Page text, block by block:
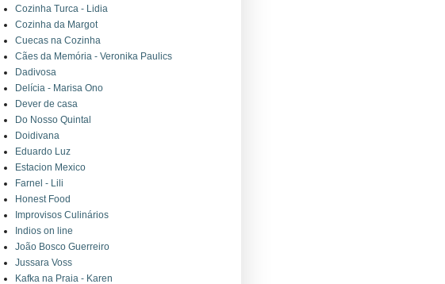
Cozinha Turca - Lidia
Cozinha da Margot
Cuecas na Cozinha
Cães da Memória - Veronika Paulics
Dadivosa
Delícia - Marisa Ono
Dever de casa
Do Nosso Quintal
Doidivana
Eduardo Luz
Estacion Mexico
Farnel - Lili
Honest Food
Improvisos Culinários
Indios on line
João Bosco Guerreiro
Jussara Voss
Kafka na Praia - Karen